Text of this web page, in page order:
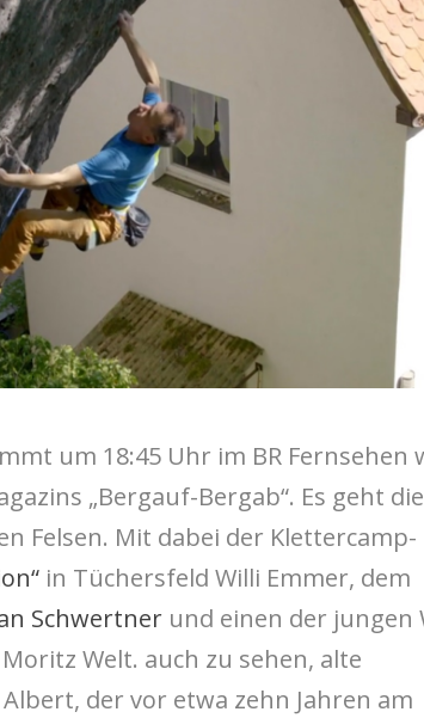
um 18:45 Uhr im BR Fernsehen
„Bergauf-Bergab“. Es geht
Felsen. Mit dabei der Klettercamp-
in Tüchersfeld Willi Emmer, dem
Schwertnerund einen der jungen
Welt. auch zu sehen, alte
der vor etwa zehn Jahren am